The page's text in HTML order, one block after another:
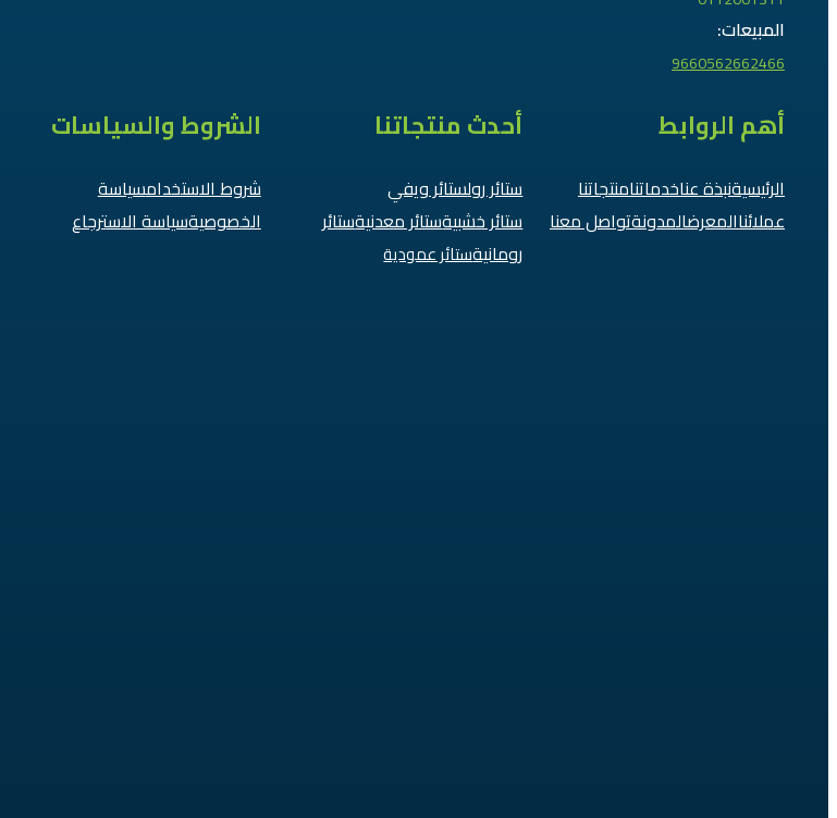
المبيعات:
9660562662466
أهم الروابط
الرئيسيةنبذة عناخدماتنامنتجاتنا
عملائناالمعرضالمدونةتواصل معنا
أحدث منتجاتنا
ستائر رولستائر ويفي
ستائر خشبيةستائر معدنيةستائر
رومانيةستائر عمودية
الشروط والسياسات
شروط الاستخدامسياسة
الخصوصيةسياسة الاسترجاع